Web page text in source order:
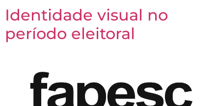
Identidade visual no
período eleitoral